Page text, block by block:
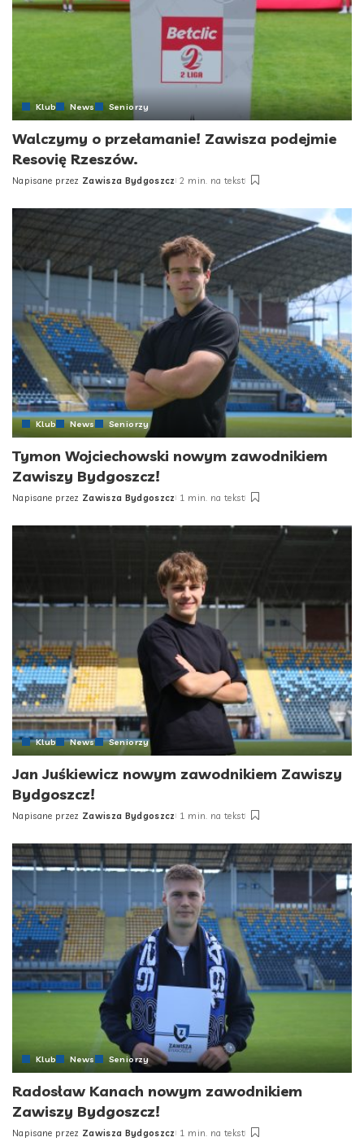
Klub News Seniorzy
Walczymy o przełamanie! Zawisza podejmie
Resovię Rzeszów.
Posted
Napisane przez Zawisza Bydgoszcz 2 min. na tekst
Klub News Seniorzy
Tymon Wojciechowski nowym zawodnikiem
Zawiszy Bydgoszcz!
Posted
Napisane przez Zawisza Bydgoszcz 1 min. na tekst
Klub News Seniorzy
Jan Juśkiewicz nowym zawodnikiem Zawiszy
Bydgoszcz!
Posted
Napisane przez Zawisza Bydgoszcz 1 min. na tekst
Klub News Seniorzy
Radosław Kanach nowym zawodnikiem
Zawiszy Bydgoszcz!
Posted
Napisane przez Zawisza Bydgoszcz 1 min. na tekst